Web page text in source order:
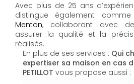
Avec plus de 25 ans
distingue également comme
Menton, collaborant avec
assurer la qualité et la
réalisés.
En plus de ses services : Qui
expertiser sa maison en cas
PETILLOT vous propose aussi :